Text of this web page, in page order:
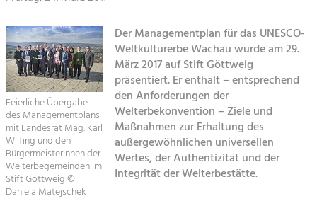
Landwirtschaft & Tourismus
Projekte
Kirchen am Fluss
Suche
Impressum
Kontakt
Land- & Forstwirtschaft
Bewirtschaftung und Pflege der
Kulturlandschaft.
Tourismus
Angebotsentwicklung und
Positionierung.
Kunst & Kultur
Handwerk, Wissenschaft und Forschung.
Feierliche Übergabe
des Managementplans
mit Landesrat Mag. Karl
Wilfing und den
BürgermeisterInnen der
Welterbegemeinden im
Stift Göttweig ©
Daniela Matejschek
Der Managementplan für das UNESCO-
Weltkulturerbe Wachau wurde am 29.
März 2017 auf Stift Göttweig
präsentiert. Er enthält – entsprechend
den Anforderungen der
Welterbekonvention – Ziele und
Maßnahmen zur Erhaltung des
außergewöhnlichen universellen
Wertes, der Authentizität und der
Integrität der Welterbestätte.